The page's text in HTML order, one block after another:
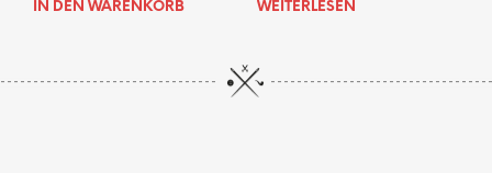
IN DEN WARENKORB WEITERLESEN